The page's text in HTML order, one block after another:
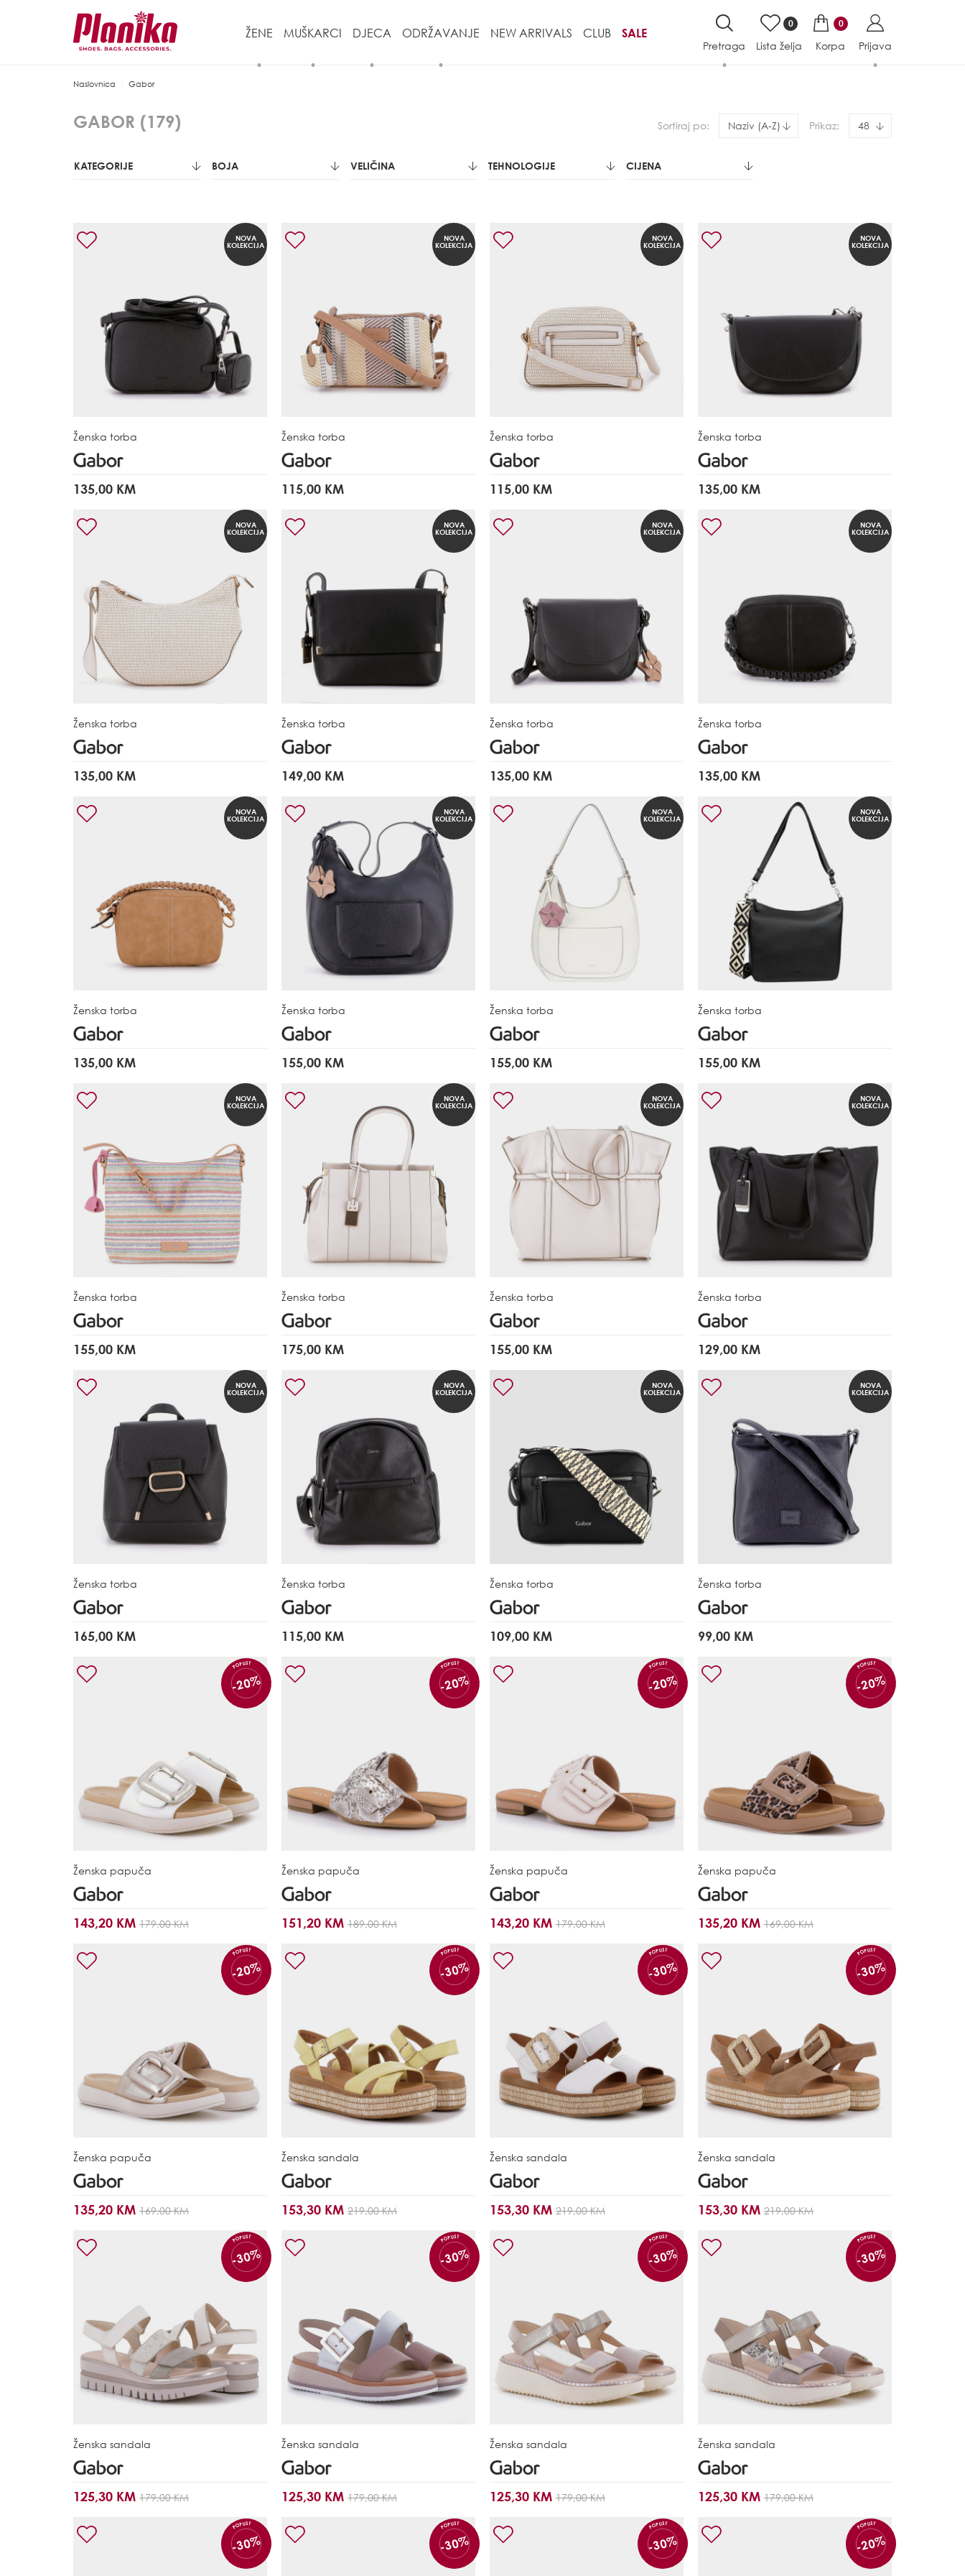
ŽENE MUŠKARCI DJECA ODRŽAVANJE NEW ARRIVALS CLUB SALE
Pretraga
0
Lista želja
0
Korpa Prijava
Naslovnica Gabor
GABOR (179) Sortiraj po: Naziv (A-Z) Prikaz: 48
KATEGORIJE BOJA VELIČINA TEHNOLOGIJE CIJENA
NOVA
KOLEKCIJA
Ženska torba
135,00 KM
NOVA
KOLEKCIJA
Ženska torba
115,00 KM
NOVA
KOLEKCIJA
Ženska torba
115,00 KM
NOVA
KOLEKCIJA
Ženska torba
135,00 KM
NOVA
KOLEKCIJA
Ženska torba
135,00 KM
NOVA
KOLEKCIJA
Ženska torba
149,00 KM
NOVA
KOLEKCIJA
Ženska torba
135,00 KM
NOVA
KOLEKCIJA
Ženska torba
135,00 KM
NOVA
KOLEKCIJA
Ženska torba
135,00 KM
NOVA
KOLEKCIJA
Ženska torba
155,00 KM
NOVA
KOLEKCIJA
Ženska torba
155,00 KM
NOVA
KOLEKCIJA
Ženska torba
155,00 KM
NOVA
KOLEKCIJA
Ženska torba
155,00 KM
NOVA
KOLEKCIJA
Ženska torba
175,00 KM
NOVA
KOLEKCIJA
Ženska torba
155,00 KM
NOVA
KOLEKCIJA
Ženska torba
129,00 KM
NOVA
KOLEKCIJA
Ženska torba
165,00 KM
NOVA
KOLEKCIJA
Ženska torba
115,00 KM
NOVA
KOLEKCIJA
Ženska torba
109,00 KM
NOVA
KOLEKCIJA
Ženska torba
99,00 KM
POPUST
-20%
Ženska papuča
143,20 KM 179,00 KM
POPUST
-20%
Ženska papuča
151,20 KM 189,00 KM
POPUST
-20%
Ženska papuča
143,20 KM 179,00 KM
POPUST
-20%
Ženska papuča
135,20 KM 169,00 KM
POPUST
-20%
Ženska papuča
135,20 KM 169,00 KM
POPUST
-30%
Ženska sandala
153,30 KM 219,00 KM
POPUST
-30%
Ženska sandala
153,30 KM 219,00 KM
POPUST
-30%
Ženska sandala
153,30 KM 219,00 KM
POPUST
-30%
Ženska sandala
125,30 KM 179,00 KM
POPUST
-30%
Ženska sandala
125,30 KM 179,00 KM
POPUST
-30%
Ženska sandala
125,30 KM 179,00 KM
POPUST
-30%
Ženska sandala
125,30 KM 179,00 KM
POPUST
-30%
POPUST
-30%
POPUST
-30%
POPUST
-20%